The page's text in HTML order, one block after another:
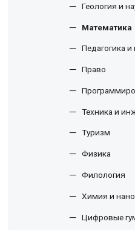
Геология и
Математика
Педагогика и
Право
Техника и
Туризм
Физика
Филология
Химия и
Цифровые